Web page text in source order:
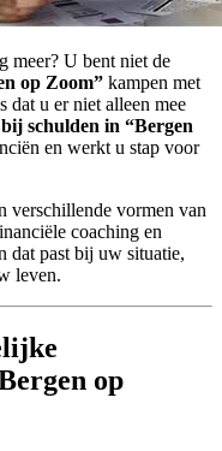
meer? U bent niet de
op Zoom” kampen met
dat u er niet alleen mee
schulden in “Bergen
en werkt u stap voor
verschillende vormen van
coaching en
dat past bij uw situatie,
leven.
op